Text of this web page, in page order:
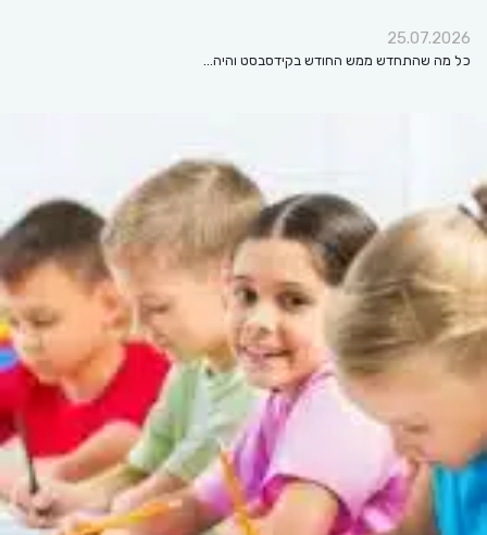
25.07.2026
כל מה שהתחדש ממש החודש בקידסבסט והיה…